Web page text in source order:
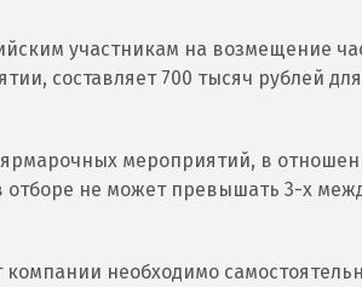
участникам на возмещение
составляет 700 тысяч рублей
мероприятий, в
отборе не может превышать 3-х
необходимо